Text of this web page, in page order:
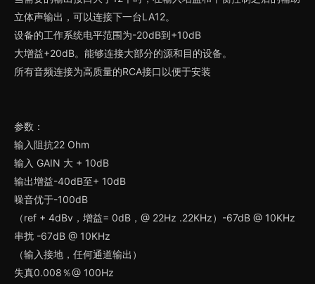
立体声输出，可以连接下一台LA12。
设备的工作系统电平范围为-20dB到+10dB
大增益+20dB。能够连接大部分的源和目的设备。
所有音频连接为高质量的RCA接口以便于安装
参数：
输入阻抗22 Ohm
输入 GAIN 大 + 10dB
输出增益-40dB至+ 10dB
噪音优于-100dB
（ref + 4dBv，增益= 0dB，@ 22Hz .22KHz）-67dB @ 10KHz
串扰 -67dB @ 10KHz
（输入接地，任何通道输出）
失真0.008％@ 100Hz